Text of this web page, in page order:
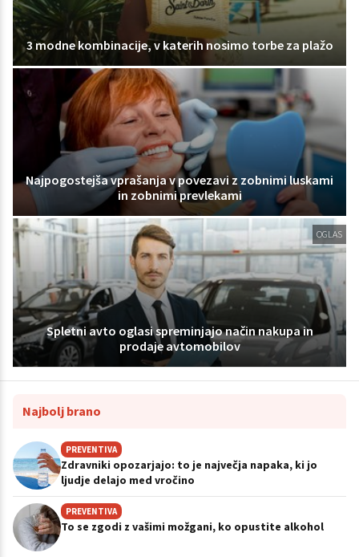
3 modne kombinacije, v katerih nosimo torbe za plažo
Najpogostejša vprašanja v povezavi z zobnimi luskami
in zobnimi prevlekami
OGLAS
Spletni avto oglasi spreminjajo način nakupa in
prodaje avtomobilov
Najbolj brano
PREVENTIVA
Zdravniki opozarjajo: to je največja napaka, ki jo
ljudje delajo med vročino
PREVENTIVA
To se zgodi z vašimi možgani, ko opustite alkohol